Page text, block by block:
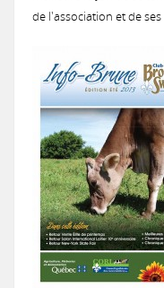
Nouvelles
Nous joindre
de l'association et de